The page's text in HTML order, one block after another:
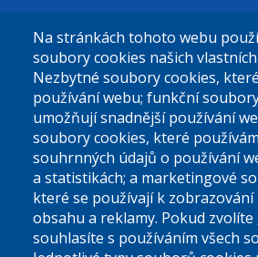
El. podatelna (bez el.
podatelna@praha9.cz
Úřední dny:
Na stránkách tohoto webu
soubory cookies našich
Nezbytné soubory cookies,
používání webu; funkční
umožňují snadnější používání
soubory cookies, které
souhrnných údajů o používání
a statistikách; a marketingové
které se používají k
obsahu a reklamy. Pokud zvolíte
souhlasíte s používáním všech